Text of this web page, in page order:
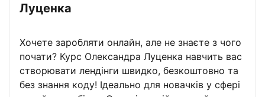
Луценка
Хочете заробляти онлайн, але не знаєте з чого
почати? Курс Олександра Луценка навчить вас
створювати лендінги швидко, безкоштовно та
без знання коду! Ідеально для новачків у сфері